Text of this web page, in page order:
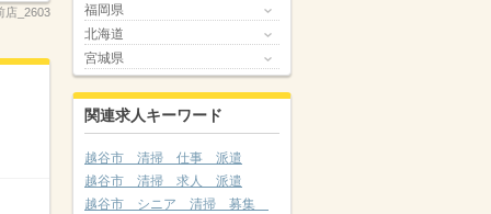
店_2603
福岡県
北海道
宮城県
関連求人キーワード
越谷市 清掃 仕事 派遣
越谷市 清掃 求人 派遣
越谷市 シニア 清掃 募集